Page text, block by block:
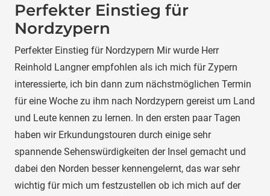
Perfekter Einstieg für
Nordzypern
Perfekter Einstieg für Nordzypern Mir wurde Herr
Reinhold Langner empfohlen als ich mich für Zypern
interessierte, ich bin dann zum nächstmöglichen Termin
für eine Woche zu ihm nach Nordzypern gereist um Land
und Leute kennen zu lernen. In den ersten paar Tagen
haben wir Erkundungstouren durch einige sehr
spannende Sehenswürdigkeiten der Insel gemacht und
dabei den Norden besser kennengelernt, das war sehr
wichtig für mich um festzustellen ob ich mich auf der